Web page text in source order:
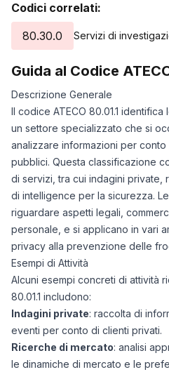
Codici correlati:
80.30.0
Servizi di
Guida al Codice
Descrizione Generale
Il codice ATECO 80.01.1
un settore specializzato che si
analizzare informazioni per
pubblici. Questa classificazione
di servizi, tra cui indagini private,
di intelligence per la sicurezza.
riguardare aspetti legali,
personale, e si applicano in vari
privacy alla prevenzione delle
Esempi di Attività
Alcuni esempi concreti di attività
80.01.1 includono:
Indagini private: raccolta di
eventi per conto di clienti privati.
Ricerche di mercato: analisi
le dinamiche di mercato e le